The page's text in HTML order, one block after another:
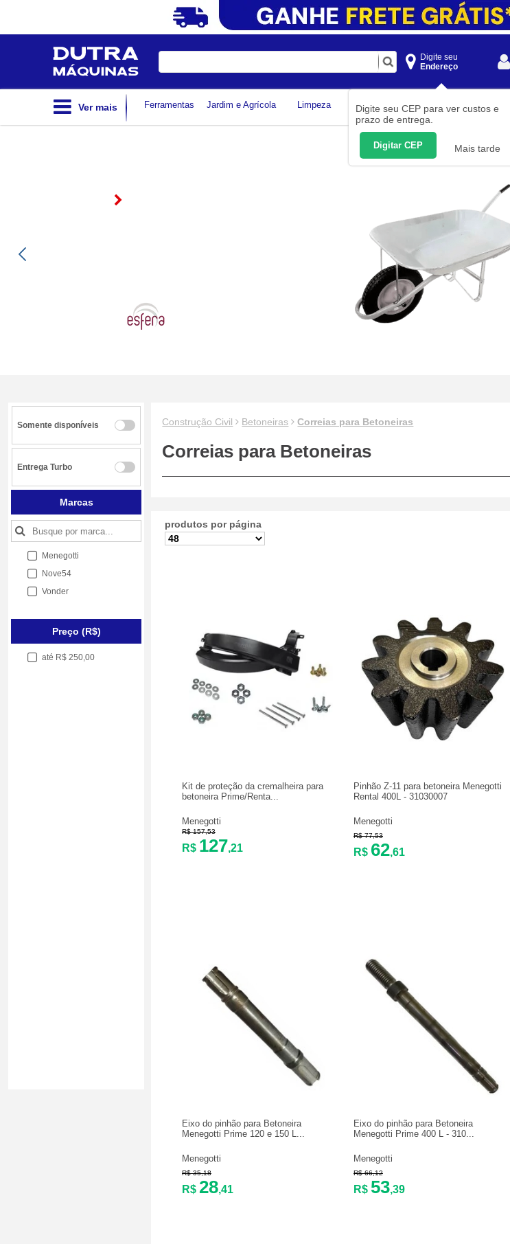
Digite
Digite seu
Endereço
Digite seu CEP para ver custos e
prazo de entrega.
Digitar CEP Mais tarde
Ver mais Ferramentas Jardim e Agrícola Limpeza Construção Civil
Medição
Somente disponíveis
Entrega Turbo
Marcas
Menegotti
Nove54
Vonder
Preço (R$)
até R$ 250,00
Construção Civil Betoneiras Correias para Betoneiras
Correias para Betoneiras
produtos por página
Kit de proteção da cremalheira para
betoneira Prime/Renta...
Menegotti
R$ 157,53
R$ 127,21
Pinhão Z-11 para betoneira Menegotti
Rental 400L - 31030007
Menegotti
R$ 77,53
R$ 62,61
Eixo do pinhão para Betoneira
Menegotti Prime 120 e 150 L...
Menegotti
R$ 35,18
R$ 28,41
Eixo do pinhão para Betoneira
Menegotti Prime 400 L - 310...
Menegotti
R$ 66,12
R$ 53,39